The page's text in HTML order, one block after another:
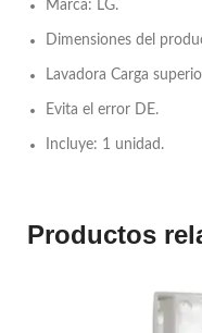
Marca: LG.
Dimensiones del
Lavadora Carga
Evita el error DE.
Incluye: 1 unidad.
Productos